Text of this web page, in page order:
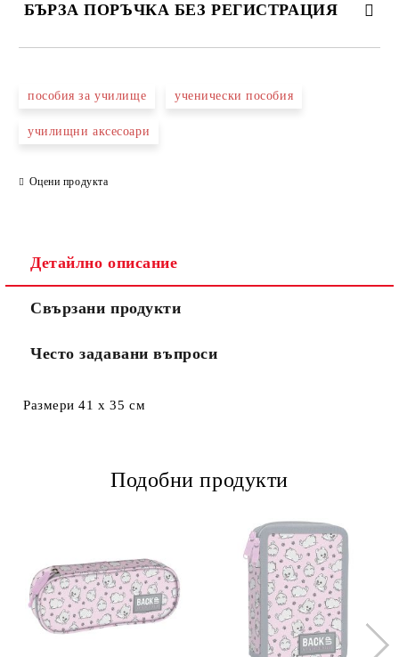
БЪРЗА ПОРЪЧКА БЕЗ РЕГИСТРАЦИЯ
пособия за училище ученически пособия
училищни аксесоари
Оцени продукта
Детайлно описание
Свързани продукти
Често задавани въпроси
Размери 41 х 35 см
Подобни продукти